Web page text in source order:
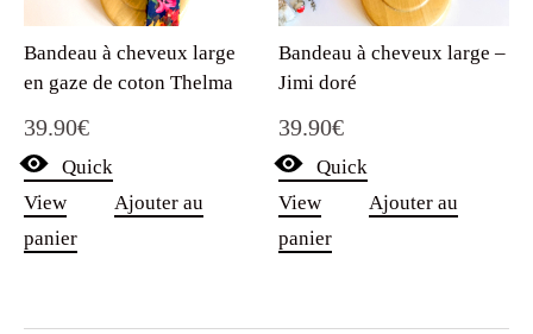
Bandeau à cheveux large
en gaze de coton Thelma
39.90€
Quick
View
Ajouter au
panier
Bandeau à cheveux large –
Jimi doré
39.90€
Quick
View
Ajouter au
panier